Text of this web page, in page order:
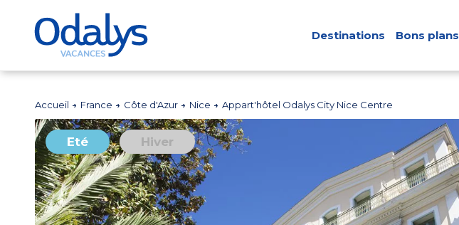
Destinations Bons plans
Accueil France Côte d'Azur Nice Appart'hôtel Odalys City Nice Centre
Eté Hiver